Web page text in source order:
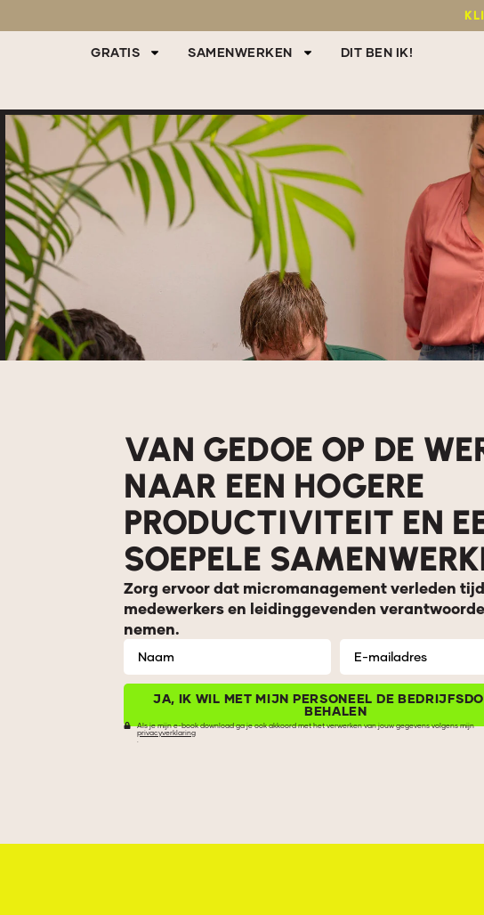
GRATIS SAMENWERKEN DIT BEN IK!
VAN GEDOE OP DE
NAAR EEN HOGERE
PRODUCTIVITEIT EN
SOEPELE
Zorg ervoor dat micromanagement verleden
medewerkers en leidinggevenden
nemen.
JA, IK WIL MET MIJN PERSONEEL DE
BEHALEN
Alternative:
Als je mijn e-book download ga je ook akkoord met het verwerken van jouw gegevens volgens mijn
privacyverklaring
.